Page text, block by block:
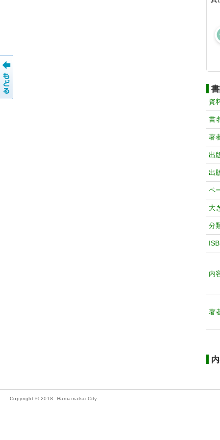
資
書
著
出
出
ペ
大
分
内
著
Copyright © 2018- Hamamatsu City.